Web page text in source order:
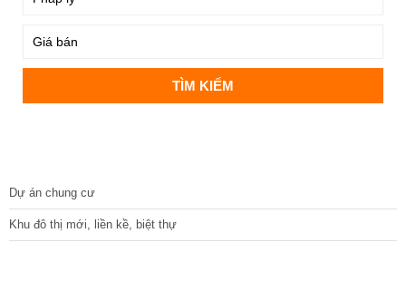
Dự án chung cư
Khu đô thị mới, liền kề, biệt thự